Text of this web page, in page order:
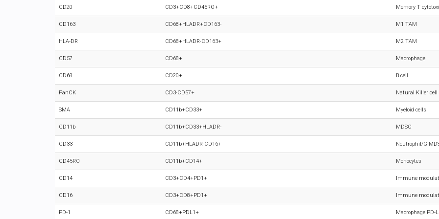
CD20 CD3+CD8+CD45RO+ Memory T
CD163 CD68+HLADR+CD163- M1 TAM
HLA-DR CD68+HLADR-CD163+ M2 TAM
CD57 CD68+ Macrophage
CD68 CD20+ B cell
PanCK CD3-CD57+ Natural Killer cell
SMA CD11b+CD33+ Myeloid cells
CD11b CD11b+CD33+HLADR- MDSC
CD33 CD11b+HLADR-CD16+ Neutrophil/G-
CD45RO CD11b+CD14+ Monocytes
CD14 CD3+CD4+PD1+ Immune
CD16 CD3+CD8+PD1+ Immune
PD-1 CD68+PDL1+ Macrophage PD-